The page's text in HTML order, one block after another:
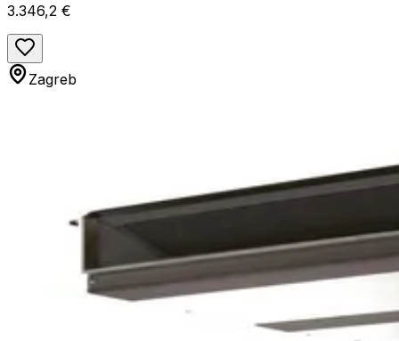
3.346,2 €
Zagreb